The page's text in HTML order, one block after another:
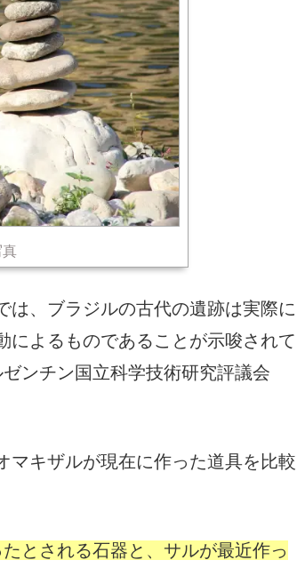
真
は、ブラジルの古代の遺跡は実際に
によるものであることが示唆されて
ンチン国立科学技術研究評議会
マキザルが現在に作った道具を比較
とされる石器と、サルが最近作っ